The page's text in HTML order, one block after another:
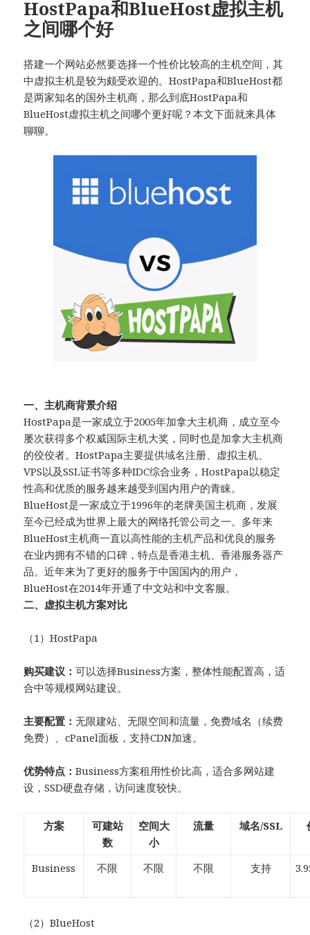
HostPapa和BlueHost虚拟主机
之间哪个好
搭建一个网站必然要选择一个性价比较高的主机空间，其
中虚拟主机是较为颇受欢迎的。HostPapa和BlueHost都
是两家知名的国外主机商，那么到底HostPapa和
BlueHost虚拟主机之间哪个更好呢？本文下面就来具体
聊聊。
一、主机商背景介绍
HostPapa是一家成立于2005年加拿大主机商，成立至今
屡次获得多个权威国际主机大奖，同时也是加拿大主机商
的佼佼者。HostPapa主要提供域名注册、虚拟主机、
VPS以及SSL证书等多种IDC综合业务，HostPapa以稳定
性高和优质的服务越来越受到国内用户的青睐。
BlueHost是一家成立于1996年的老牌美国主机商，发展
至今已经成为世界上最大的网络托管公司之一。多年来
BlueHost主机商一直以高性能的主机产品和优良的服务
在业内拥有不错的口碑，特点是香港主机、香港服务器产
品。近年来为了更好的服务于中国国内的用户，
BlueHost在2014年开通了中文站和中文客服。
二、虚拟主机方案对比
（1）HostPapa
购买建议：可以选择Business方案，整体性能配置高，适
合中等规模网站建设。
主要配置：无限建站、无限空间和流量，免费域名（续费
免费）、cPanel面板，支持CDN加速。
优势特点：Business方案租用性价比高，适合多网站建
设，SSD硬盘存储，访问速度较快。
方案
可建站
数
空间大
小
流量 域名/SSL
Business 不限 不限 不限 支持
（2）BlueHost